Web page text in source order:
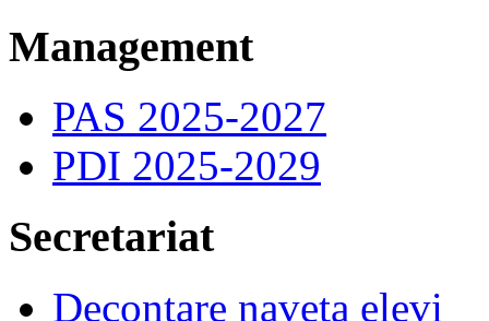
Management
PAS 2025-2027
PDI 2025-2029
Secretariat
Decontare naveta elevi